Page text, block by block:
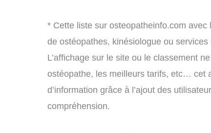
* Cette liste sur osteopatheinfo.com
de ostéopathes, kinésiologue ou
L’affichage sur le site ou le classement
ostéopathe, les meilleurs tarifs, etc… cet
d’information grâce à l’ajout des
compréhension.